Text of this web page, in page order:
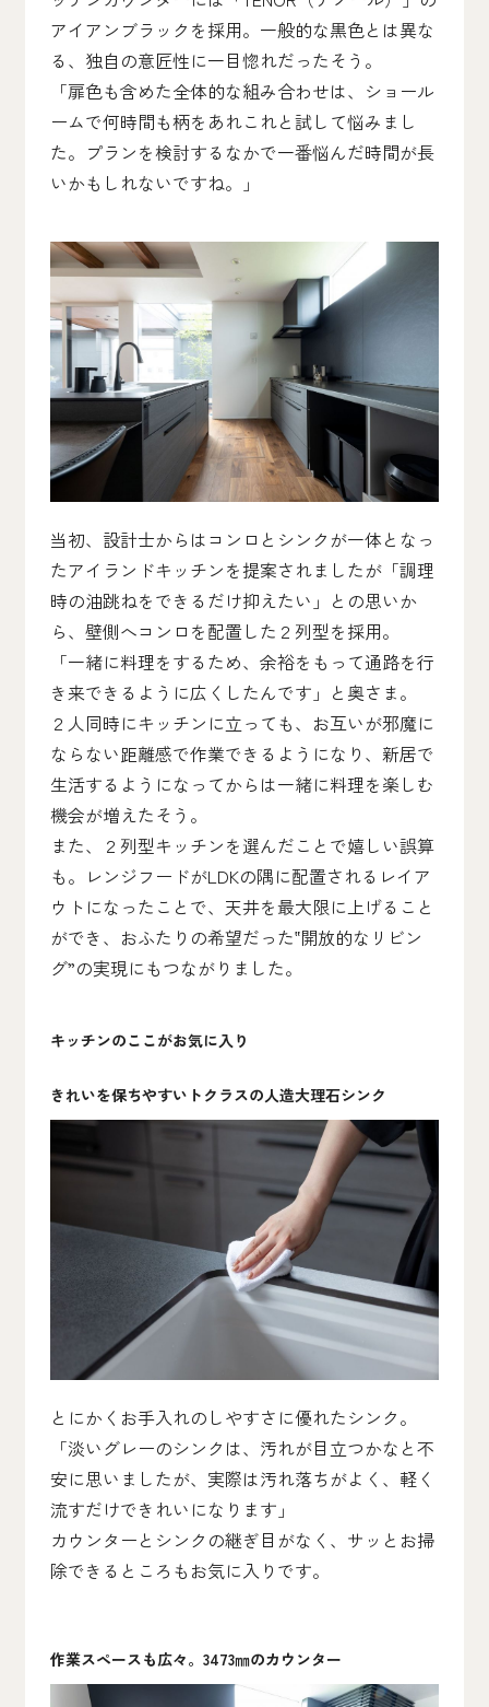
アイアンブラックを採用。一般的な黒色とは異な
る、独自の意匠性に一目惚れだったそう。
「扉色も含めた全体的な組み合わせは、ショール
ームで何時間も柄をあれこれと試して悩みまし
た。プランを検討するなかで一番悩んだ時間が長
いかもしれないですね。」
当初、設計士からはコンロとシンクが一体となっ
たアイランドキッチンを提案されましたが「調理
時の油跳ねをできるだけ抑えたい」との思いか
ら、壁側へコンロを配置した２列型を採用。
「一緒に料理をするため、余裕をもって通路を行
き来できるように広くしたんです」と奥さま。
２人同時にキッチンに立っても、お互いが邪魔に
ならない距離感で作業できるようになり、新居で
生活するようになってからは一緒に料理を楽しむ
機会が増えたそう。
また、２列型キッチンを選んだことで嬉しい誤算
も。レンジフードがLDKの隅に配置されるレイア
ウトになったことで、天井を最大限に上げること
ができ、おふたりの希望だった‟開放的なリビン
グ”の実現にもつながりました。
キッチンのここがお気に入り
きれいを保ちやすいトクラスの人造大理石シンク
とにかくお手入れのしやすさに優れたシンク。
「淡いグレーのシンクは、汚れが目立つかなと不
安に思いましたが、実際は汚れ落ちがよく、軽く
流すだけできれいになります」
カウンターとシンクの継ぎ目がなく、サッとお掃
除できるところもお気に入りです。
作業スペースも広々。3473㎜のカウンター